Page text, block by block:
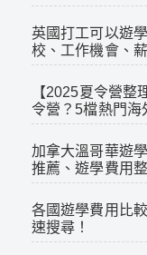
英國打工可以遊
校、工作機會、
【2025夏令營整
令營？5檔熱門海
加拿大溫哥華遊
推薦、遊學費用整
各國遊學費用比
速搜尋！